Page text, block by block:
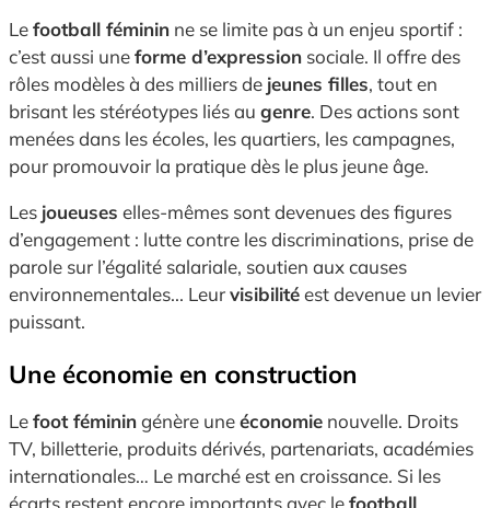
Lefootball féminin ne se limite pas à un enjeu sportif :
c’est aussi uneforme d’expression sociale. Il offre des
rôles modèles à des milliers de jeunes filles, tout en
brisant les stéréotypes liés au genre. Des actions sont
menées dans les écoles, les quartiers, les campagnes,
pour promouvoir la pratique dès le plus jeune âge.
Les joueuses elles-mêmes sont devenues des figures
d’engagement : lutte contre les discriminations, prise de
parole sur l’égalité salariale, soutien aux causes
environnementales... Leurvisibilitéest devenue un levier
puissant.
Une économie en construction
Lefoot féminingénère uneéconomie nouvelle. Droits
TV, billetterie, produits dérivés, partenariats, académies
internationales… Le marché est en croissance. Si les
écarts restent encore importants avec lefootball